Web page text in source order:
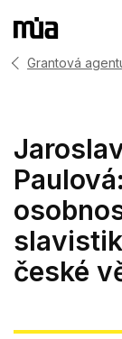
Grantová
české